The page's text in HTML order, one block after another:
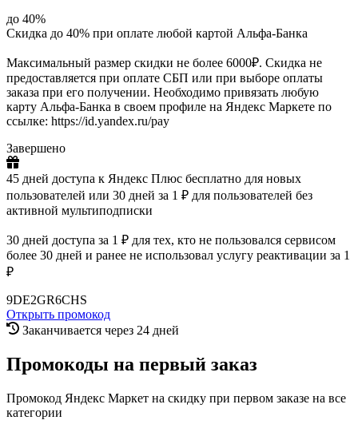
до 40%
Скидка до 40% при оплате любой картой Альфа-Банка
Максимальный размер скидки не более 6000₽. Скидка не
предоставляется при оплате СБП или при выборе оплаты
заказа при его получении. Необходимо привязать любую
карту Альфа-Банка в своем профиле на Яндекс Маркете по
ссылке: https://id.yandex.ru/pay
Завершено
45 дней доступа к Яндекс Плюс бесплатно для новых
пользователей или 30 дней за 1 ₽ для пользователей без
активной мультиподписки
30 дней доступа за 1 ₽ для тех, кто не пользовался сервисом
более 30 дней и ранее не использовал услугу реактивации за 1
₽
9DE2GR6CHS
Открыть промокод
Заканчивается через 24 дней
Промокоды на первый заказ
Промокод Яндекс Маркет на скидку при первом заказе на все
категории